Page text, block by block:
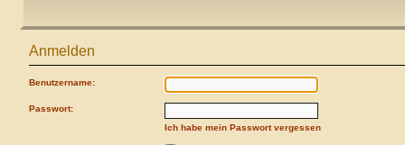
Anmelden
Benutzername:
Passwort:
Ich habe mein Passwort vergessen